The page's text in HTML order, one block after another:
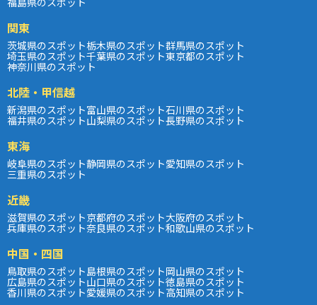
関東
茨城県のスポット栃木県のスポット群馬県のスポット
埼玉県のスポット千葉県のスポット東京都のスポット
神奈川県のスポット
北陸・甲信越
新潟県のスポット富山県のスポット石川県のスポット
福井県のスポット山梨県のスポット長野県のスポット
東海
岐阜県のスポット静岡県のスポット愛知県のスポット
三重県のスポット
近畿
滋賀県のスポット京都府のスポット大阪府のスポット
兵庫県のスポット奈良県のスポット和歌山県のスポット
中国・四国
鳥取県のスポット島根県のスポット岡山県のスポット
広島県のスポット山口県のスポット徳島県のスポット
香川県のスポット愛媛県のスポット高知県のスポット